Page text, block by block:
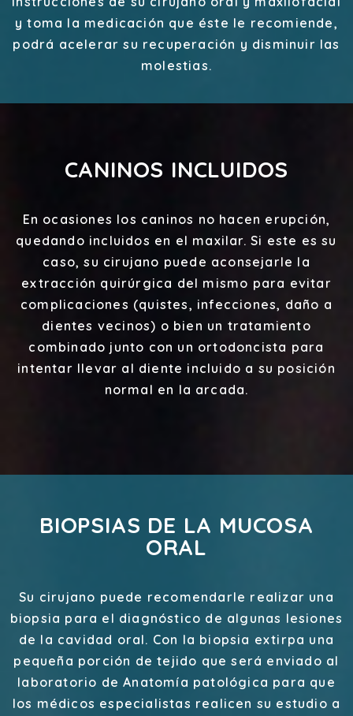
y toma la medicación que éste le recomiende,
podrá acelerar su recuperación y disminuir las
molestias.
CANINOS INCLUIDOS
En ocasiones los caninos no hacen erupción,
quedando incluidos en el maxilar. Si este es su
caso, su cirujano puede aconsejarle la
extracción quirúrgica del mismo para evitar
complicaciones (quistes, infecciones, daño a
dientes vecinos) o bien un tratamiento
combinado junto con un ortodoncista para
intentar llevar al diente incluido a su posición
normal en la arcada.
BIOPSIAS DE LA MUCOSA
ORAL
Su cirujano puede recomendarle realizar una
biopsia para el diagnóstico de algunas lesiones
de la cavidad oral. Con la biopsia extirpa una
pequeña porción de tejido que será enviado al
laboratorio de Anatomía patológica para que
los médicos especialistas realicen su estudio a